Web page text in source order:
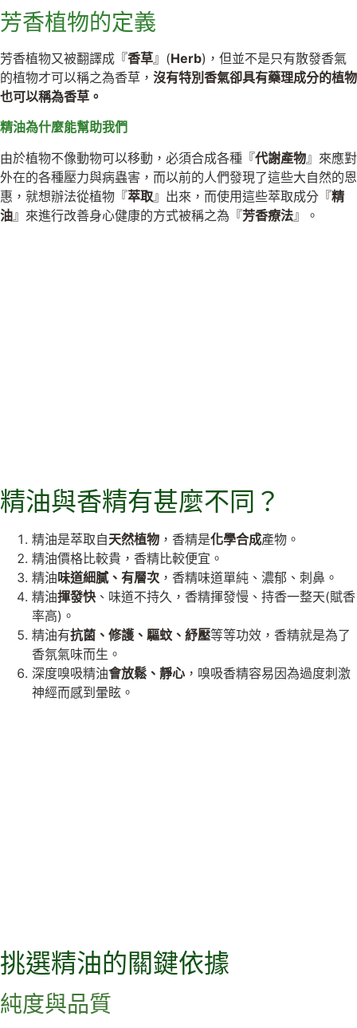
芳香植物的定義
芳香植物又被翻譯成 『香草』(Herb) ，但並不是只有散發香氣
的植物才可以稱之為香草， 沒有特別香氣卻具有藥理成分的植物
也可以稱為香草。
精油為什麼能幫助我們
由於植物不像動物可以移動，必須合成各種『代謝產物』來應對
外在的各種壓力與病蟲害，而以前的人們發現了這些大自然的恩
惠，就想辦法從植物 『萃取』 出來，而使用這些萃取成分 『精
油』 來進行改善身心健康的方式被稱之為 『芳香療法』 。
精油與香精有甚麼不同？
精油是萃取自天然植物 ，香精是化學合成產物。
精油價格比較貴，香精比較便宜。
精油味道細膩、有層次 ，香精味道單純、濃郁、刺鼻。
精油揮發快 、味道不持久，香精揮發慢、持香一整天(賦香
率高)。
精油有抗菌、修護、驅蚊、紓壓等等功效，香精就是為了
香氛氣味而生。
深度嗅吸精油會放鬆、靜心 ，嗅吸香精容易因為過度刺激
神經而感到暈眩。
挑選精油的關鍵依據
純度與品質